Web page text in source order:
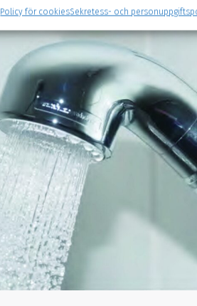
Policy för cookiesSekretess- och